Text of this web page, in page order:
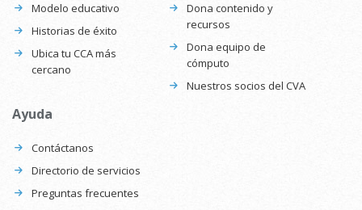
Modelo educativo
Historias de éxito
Ubica tu CCA más
cercano
Dona contenido y
recursos
Dona equipo de
cómputo
Nuestros socios del CVA
Ayuda
Contáctanos
Directorio de servicios
Preguntas frecuentes